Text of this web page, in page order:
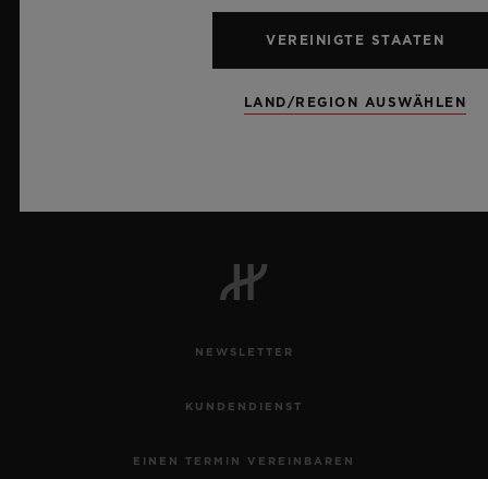
NEWSLETTER
KUNDENDIENST
EINEN TERMIN VEREINBAREN
VEREINIGTE STAATEN
LAND/REGION AUSWÄHLEN